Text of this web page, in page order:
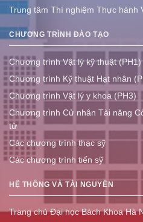
Trung tâm Thí nghiệm Thực hành
CHƯƠNG TRÌNH ĐÀO TẠO
Chương trình Vật lý kỹ thuật (PH1)
Chương trình Kỹ thuật Hạt nhân
Chương trình Vật lý y khoa (PH3)
Chương trình Cử nhân Tài năng
tử
Các chương trình thạc sỹ
Các chương trình tiến sỹ
HỆ THỐNG VÀ TÀI NGUYÊN
Trang chủ Đại học Bách Khoa Hà